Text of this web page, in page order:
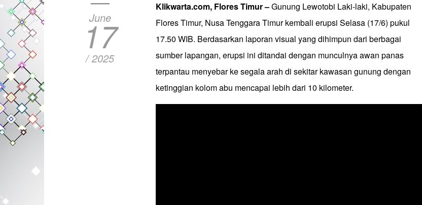
June
17
/ 2025
Klikwarta.com, Flores Timur –Gunung Lewotobi Laki-laki, Kabupaten
Flores Timur, Nusa Tenggara Timur kembali erupsi Selasa (17/6) pukul
17.50 WIB. Berdasarkan laporan visual yang dihimpun dari berbagai
sumber lapangan, erupsi ini ditandai dengan munculnya awan panas
terpantau menyebar ke segala arah di sekitar kawasan gunung dengan
ketinggian kolom abu mencapai lebih dari 10 kilometer.